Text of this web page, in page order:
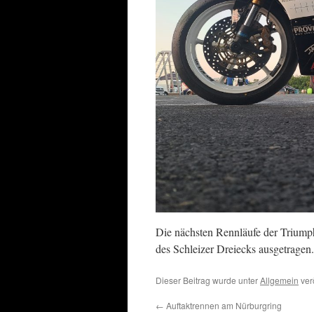
Die nächsten Rennläufe der
des Schleizer Dreiecks ausgetragen.
Dieser Beitrag wurde unterAllgemein
← Auftaktrennen am Nürburgring